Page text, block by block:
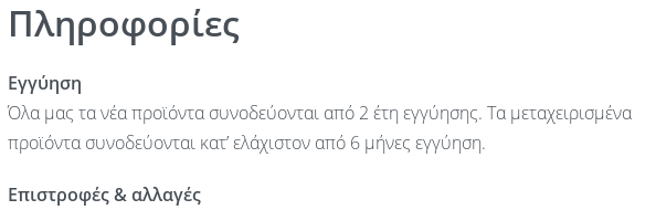
Πληροφορίες
Εγγύηση
Όλα μας τα νέα προϊόντα συνοδεύονται από 2 έτη εγγύησης. Τα μεταχειρισμένα
προϊόντα συνοδεύονται κατ’ ελάχιστον από 6 μήνες εγγύηση.
Επιστροφές & αλλαγές